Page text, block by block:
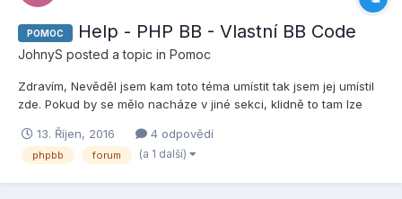
POMOC Help - PHP BB - Vlastní BB Code
JohnyS posted a topic in Pomoc
Zdravím, Nevěděl jsem kam toto téma umístit tak jsem jej umístil
zde. Pokud by se mělo nacháze v jiné sekci, klidně to tam lze
Jedná se o tři jednoduché tabulky. Ovšem jsem nenašel nikde
nějaký návod či popis toho jak tohle mohu z...
13. Říjen, 2016 4 odpovědí
phpbb forum (a 1 další)